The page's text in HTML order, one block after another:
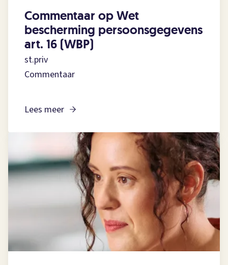
Commentaar op Wet
bescherming persoonsgegevens
art. 16 (WBP)
st.priv
Commentaar
Lees meer